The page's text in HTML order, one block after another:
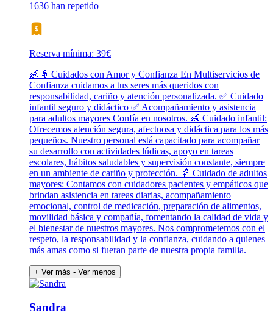
1636 han repetido
Reserva mínima: 39€
👶👵 Cuidados con Amor y Confianza En Multiservicios de
Confianza cuidamos a tus seres más queridos con
responsabilidad, cariño y atención personalizada. ✅ Cuidado
infantil seguro y didáctico ✅ Acompañamiento y asistencia
para adultos mayores Confía en nosotros. 👶 Cuidado infantil:
Ofrecemos atención segura, afectuosa y didáctica para los más
pequeños. Nuestro personal está capacitado para acompañar
su desarrollo con actividades lúdicas, apoyo en tareas
escolares, hábitos saludables y supervisión constante, siempre
en un ambiente de cariño y protección. 👵 Cuidado de adultos
mayores: Contamos con cuidadores pacientes y empáticos que
brindan asistencia en tareas diarias, acompañamiento
emocional, control de medicación, preparación de alimentos,
movilidad básica y compañía, fomentando la calidad de vida y
el bienestar de nuestros mayores. Nos comprometemos con el
respeto, la responsabilidad y la confianza, cuidando a quienes
más amas como si fueran parte de nuestra propia familia.
+ Ver más - Ver menos
Sandra